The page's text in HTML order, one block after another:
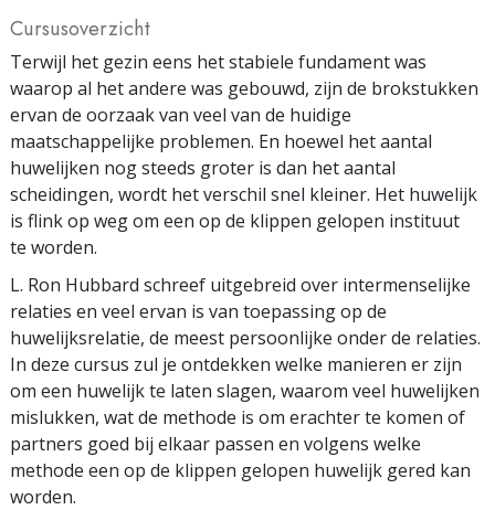
Cursusoverzicht
Terwijl het gezin eens het stabiele fundament was
waarop al het andere was gebouwd, zijn de brokstukken
ervan de oorzaak van veel van de huidige
maatschappelijke problemen. En hoewel het aantal
huwelijken nog steeds groter is dan het aantal
scheidingen, wordt het verschil snel kleiner. Het huwelijk
is flink op weg om een op de klippen gelopen instituut
te worden.
L. Ron Hubbard schreef uitgebreid over intermenselijke
relaties en veel ervan is van toepassing op de
huwelijksrelatie, de meest persoonlijke onder de relaties.
In deze cursus zul je ontdekken welke manieren er zijn
om een huwelijk te laten slagen, waarom veel huwelijken
mislukken, wat de methode is om erachter te komen of
partners goed bij elkaar passen en volgens welke
methode een op de klippen gelopen huwelijk gered kan
worden.